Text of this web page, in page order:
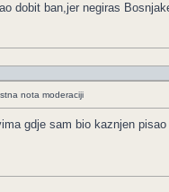
dobit ban,jer negiras
nota moderaciji
gdje sam bio kaznjen